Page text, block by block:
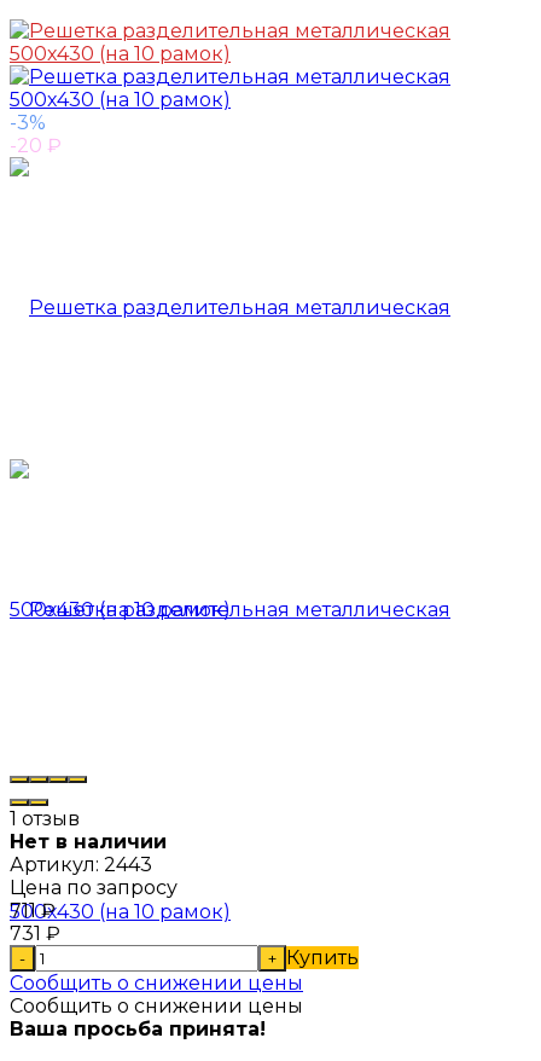
-3%
-20 ₽
1 отзыв
Нет в наличии
Артикул: 2443
Цена по запросу
711₽
731 ₽
- + Купить
Сообщить о снижении цены
Сообщить о снижении цены
Ваша просьба принята!